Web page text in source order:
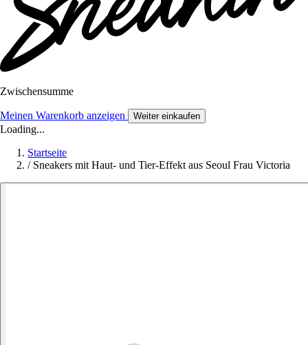
Zwischensumme
Meinen Warenkorb anzeigen Weiter einkaufen
Loading...
Startseite
/ Sneakers mit Haut- und Tier-Effekt aus Seoul Frau Victoria